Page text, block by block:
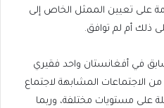
على تعيين الممثل الخاص إلى
ذلك أم لم توافق.
في أفغانستان واحد فقيري
الاجتماعات المشابهة لاجتماع
على مستويات مختلفة، وربما